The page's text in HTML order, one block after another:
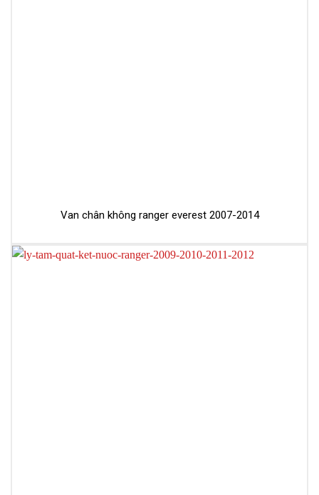
Van chân không ranger everest 2007-2014